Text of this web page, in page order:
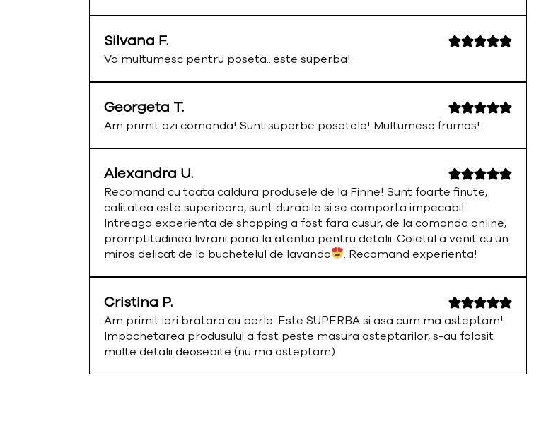
Silvana F.
Va multumesc pentru poseta...este superba!
Georgeta T.
Am primit azi comanda! Sunt superbe posetele! Multumesc frumos!
Alexandra U.
Recomand cu toata caldura produsele de la Finne! Sunt foarte finute,
calitatea este superioara, sunt durabile si se comporta impecabil.
Intreaga experienta de shopping a fost fara cusur, de la comanda online,
promptitudinea livrarii pana la atentia pentru detalii. Coletul a venit cu un
miros delicat de la buchetelul de lavanda
. Recomand experienta!
Cristina P.
Am primit ieri bratara cu perle. Este SUPERBA si asa cum ma asteptam!
Impachetarea produsului a fost peste masura asteptarilor, s-au folosit
multe detalii deosebite (nu ma asteptam)